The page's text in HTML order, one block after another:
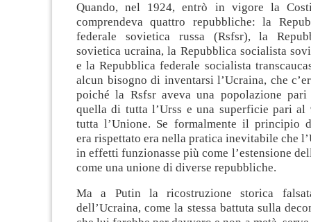
Quando, nel 1924, entrò in vigore la
comprendeva quattro repubbliche: la
federale sovietica russa (Rsfsr), la
sovietica ucraina, la Repubblica socialista
e la Repubblica federale socialista
alcun bisogno di inventarsi l’Ucraina, che
poiché la Rsfsr aveva una popolazione
quella di tutta l’Urss e una superficie pari al
tutta l’Unione. Se formalmente il principio
era rispettato era nella pratica inevitabile che
in effetti funzionasse più come l’estensione
come una unione di diverse repubbliche.
Ma a Putin la ricostruzione storica
dell’Ucraina, come la stessa battuta sulla